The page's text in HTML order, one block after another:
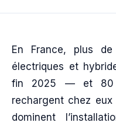
En France, plus
électriques et
fin 2025 — et 80
rechargent chez
dominent